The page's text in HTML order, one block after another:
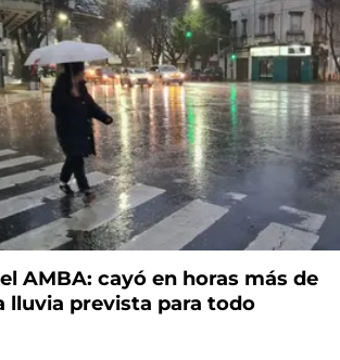
AMBA: cayó en horas más de
lluvia prevista para todo